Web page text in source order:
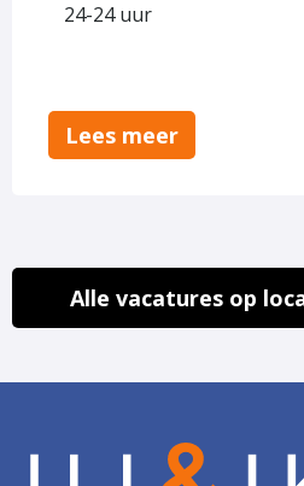
24-24 uur
Lees meer
Alle vacatures op